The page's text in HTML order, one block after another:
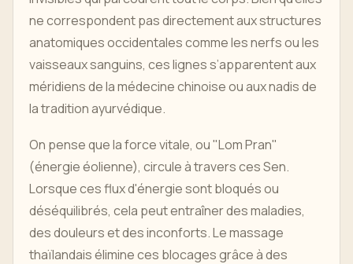
ne correspondent pas directement aux structures
anatomiques occidentales comme les nerfs ou les
vaisseaux sanguins, ces lignes s’apparentent aux
méridiens de la médecine chinoise ou aux nadis de
la tradition ayurvédique.
On pense que la force vitale, ou "Lom Pran"
(énergie éolienne), circule à travers ces Sen.
Lorsque ces flux d'énergie sont bloqués ou
déséquilibrés, cela peut entraîner des maladies,
des douleurs et des inconforts. Le massage
thaïlandais élimine ces blocages grâce à des